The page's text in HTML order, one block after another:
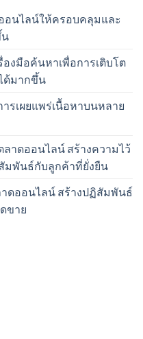
อนไลน์ให้ครอบคลุมและ
น
งมือค้นหาเพื่อการเติบโต
ด้มากขึ้น
รเผยแพร่เนื้อหาบนหลาย
าดออนไลน์ สร้างความไว้
มพันธ์กับลูกค้าที่ยั่งยืน
ดออนไลน์ สร้างปฏิสัมพันธ์
ขาย